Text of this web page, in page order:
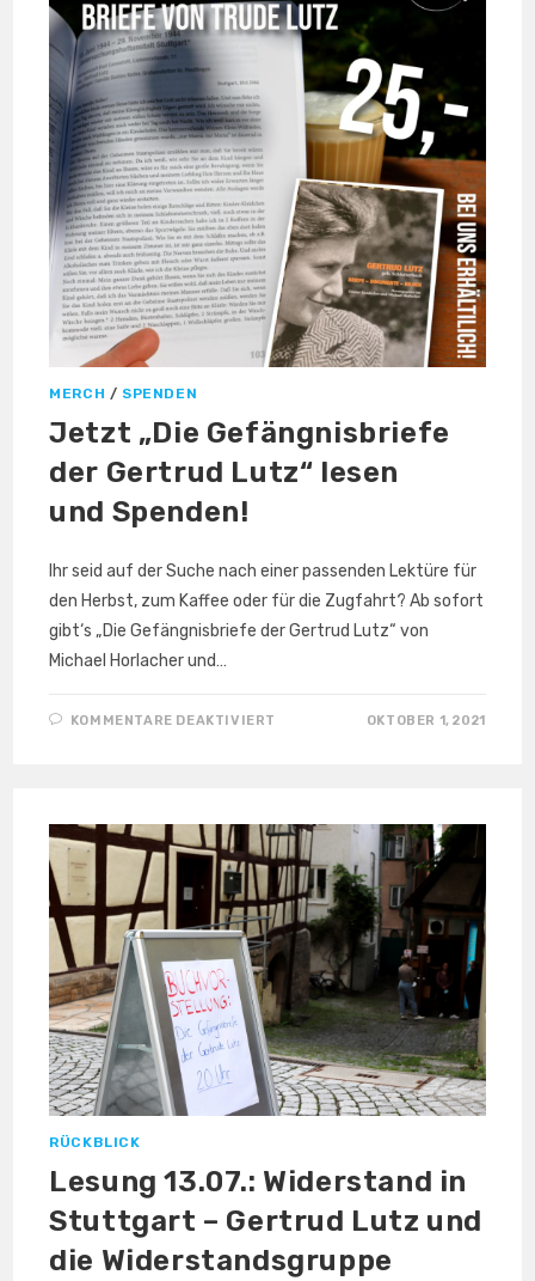
LINKES
ZENTRUM
IN TÜBINGEN
MERCH / SPENDEN
Jetzt „Die Gefängnisbriefe
der Gertrud Lutz“ lesen
und Spenden!
Ihr seid auf der Suche nach einer passenden Lektüre für
den Herbst, zum Kaffee oder für die Zugfahrt? Ab sofort
gibt‘s „Die Gefängnisbriefe der Gertrud Lutz“ von
Michael Horlacher und…
KOMMENTARE DEAKTIVIERT
LESEN
UND SPENDEN!
OKTOBER 1, 2021
RÜCKBLICK
Lesung 13.07.: Widerstand in
Stuttgart – Gertrud Lutz und
die Widerstandsgruppe